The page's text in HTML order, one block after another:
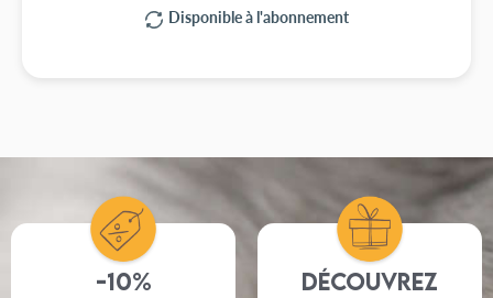
Disponible à l'abonnement
-10% Découvrez